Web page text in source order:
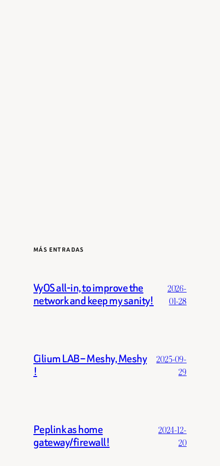
MÁS ENTRADAS
VyOS all-in, to improve the
network and keep my sanity!
2026-
01-28
Cilium LAB – Meshy, Meshy
!
2025-09-
29
Peplink as home
gateway/firewall!
2024-12-
20